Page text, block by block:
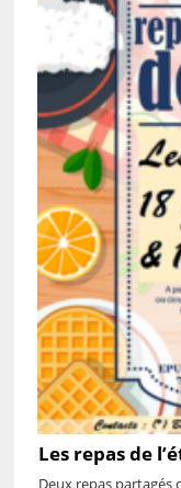
Les repas de
Deux repas partagés